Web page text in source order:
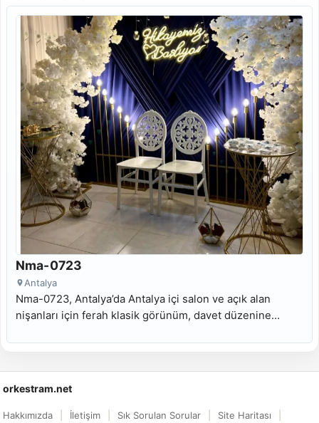
Nma-0723
Antalya
Nma-0723, Antalya’da Antalya içi salon ve açık alan
nişanları için ferah klasik görünüm, davet düzenine
orkestram.net
Hakkımızda İletişim Sık Sorulan Sorular
Site Haritası